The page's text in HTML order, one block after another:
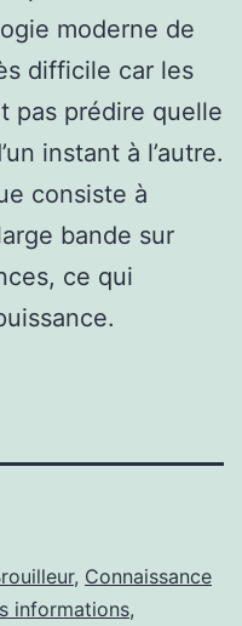
moderne de
difficile car les
pas prédire quelle
instant à l’autre.
consiste à
bande sur
ce qui
, Connaissance
informations,